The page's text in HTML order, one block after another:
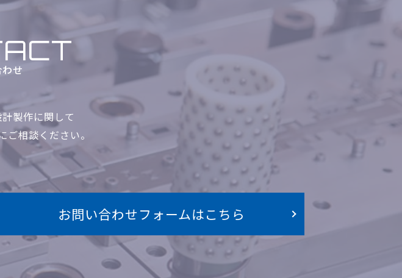
せ
製作に関して
ご相談ください。
お問い合わせフォームはこちら